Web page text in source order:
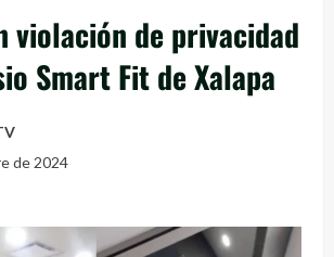
violación de privacidad
Smart Fit de Xalapa
de 2024